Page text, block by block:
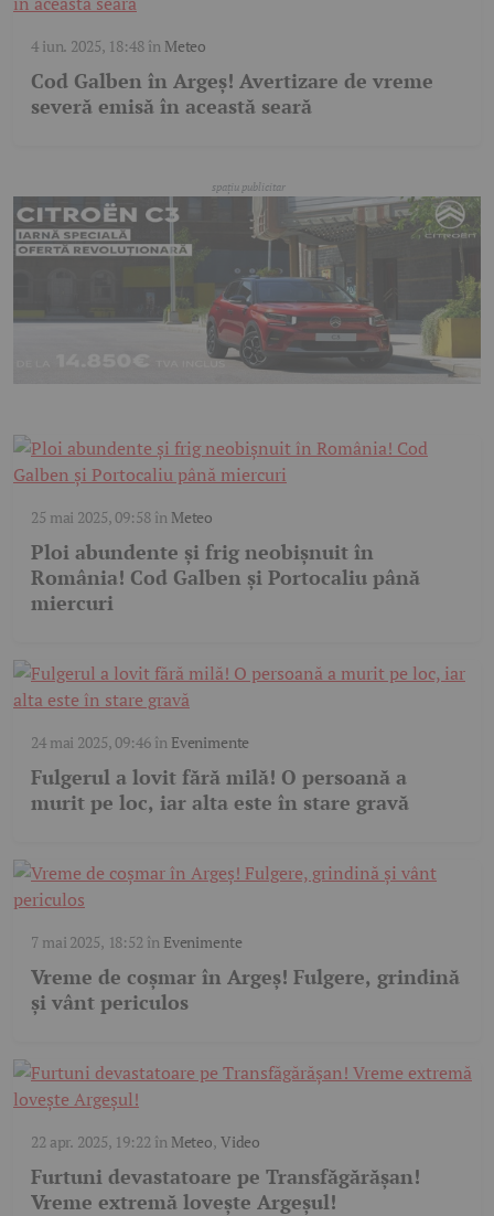
4 iun. 2025, 18:48în Meteo
Cod Galben în Argeș! Avertizare de vreme
severă emisă în această seară
25 mai 2025, 09:58în Meteo
Ploi abundente și frig neobișnuit în
România! Cod Galben și Portocaliu până
miercuri
24 mai 2025, 09:46în Evenimente
Fulgerul a lovit fără milă! O persoană a
murit pe loc, iar alta este în stare gravă
7 mai 2025, 18:52 în Evenimente
Vreme de coșmar în Argeș! Fulgere, grindină
și vânt periculos
22 apr. 2025, 19:22 în Meteo, Video
Furtuni devastatoare pe Transfăgărășan!
Vreme extremă lovește Argeșul!